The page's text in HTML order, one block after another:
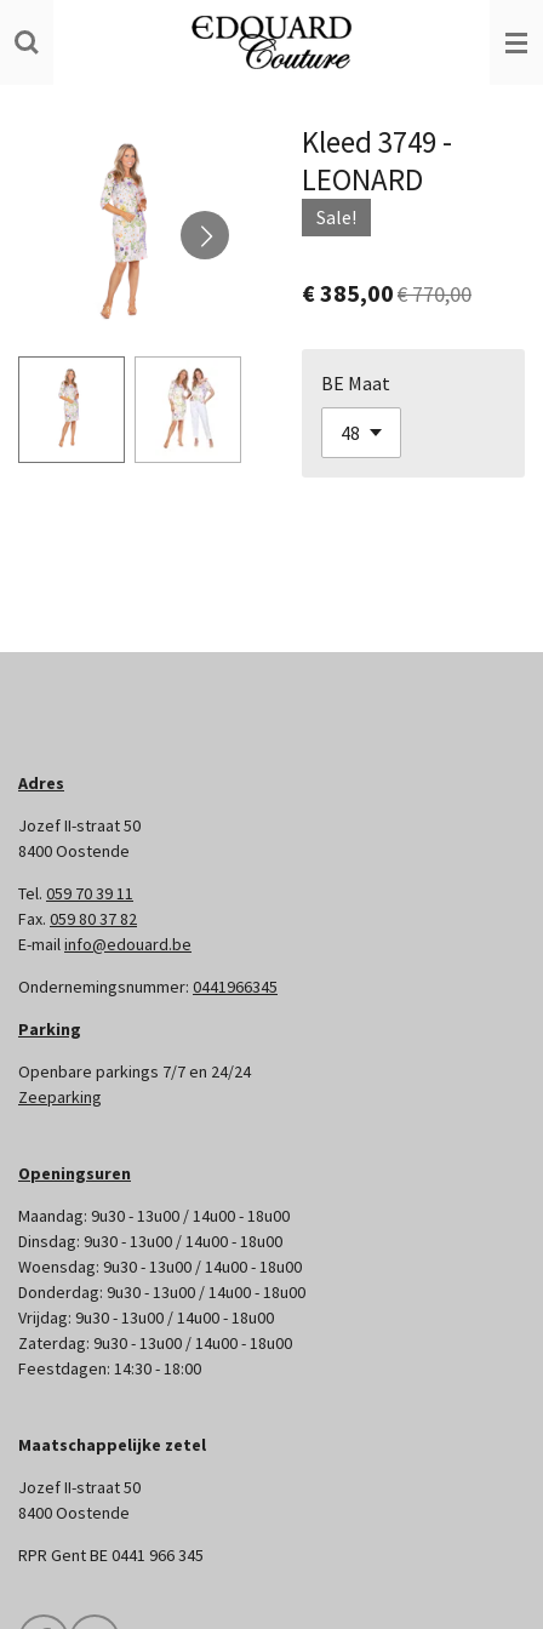
direct
hoofdinhoud
Kleed 3749 -
LEONARD
Sale!
€ 385,00€ 770,00
BE Maat
Adres
Jozef II-straat 50
8400 Oostende
Tel. 059 70 39 11
Fax. 059 80 37 82
E-mailinfo@edouard.be
Ondernemingsnummer: 0441966345
Parking
Openbare parkings 7/7 en 24/24
Zeeparking
Openingsuren
Maandag: 9u30 - 13u00 / 14u00 - 18u00
Dinsdag: 9u30 - 13u00 / 14u00 - 18u00
Woensdag: 9u30 - 13u00 / 14u00 - 18u00
Donderdag: 9u30 - 13u00 / 14u00 - 18u00
Vrijdag: 9u30 - 13u00 / 14u00 - 18u00
Zaterdag: 9u30 - 13u00 / 14u00 - 18u00
Feestdagen: 14:30 - 18:00
Maatschappelijke zetel
Jozef II-straat 50
8400 Oostende
RPR Gent BE 0441 966 345